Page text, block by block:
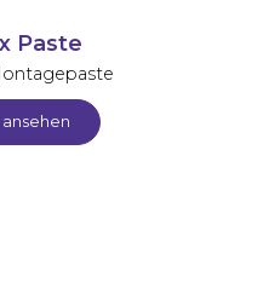
Paste